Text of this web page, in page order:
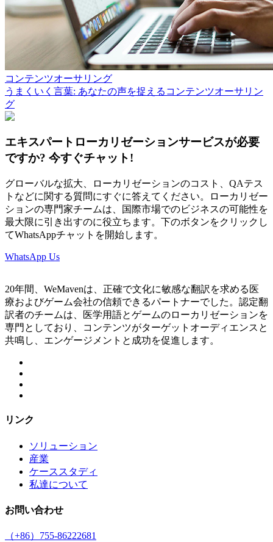
コンテンツオーサリング
うまくいく言葉: あなたの声を捉えるコンテンツオーサリン
グ
エキスパートローカリゼーションサービスが必要
ですか? 今すぐチャット!
グローバルな拡大、ローカリゼーションのコスト、QAテス
トなどに関する質問にすぐに答えてください。ローカリゼー
ションの専門家チームは、国際市場でのビジネスの可能性を
最大限に引き出すのに役立ちます。下のボタンをクリックし
てWhatsAppチャットを開始します。
WhatsApp Us
20年間、WeMavenは、正確で文化に敏感な翻訳を求める医
療およびゲーム会社の信頼できるパートナーでした。認定翻
訳者のチームは、医学用語とゲームのローカリゼーションを
専門としており、コンテンツがターゲットオーディエンスと
共鳴し、エンゲージメントと成功を促進します。
リンク
ソリューション
産業
ケーススタディ
私達について
お問い合わせ
（+86）755-86222681